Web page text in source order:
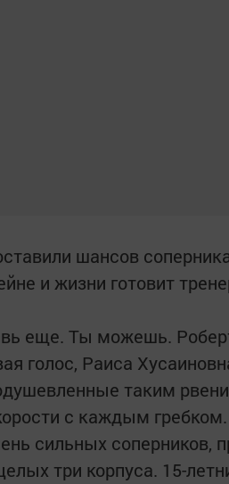
шансов
и жизни готовит
еще. Ты можешь.
голос, Раиса
таким
с каждым
сильных соперников,
три корпуса. 15-